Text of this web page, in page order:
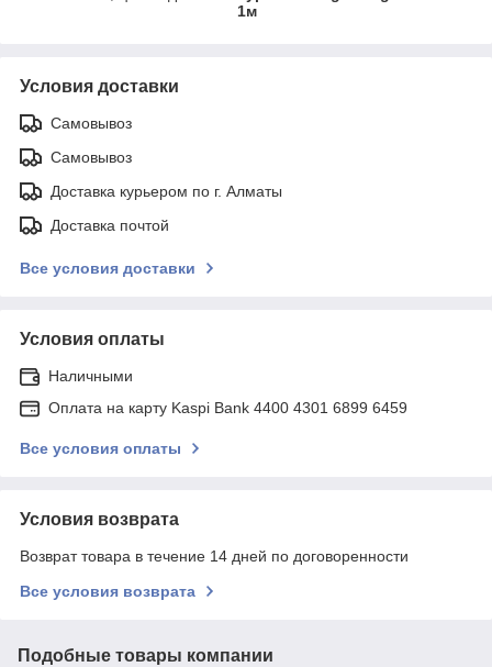
1м
Условия доставки
Самовывоз
Самовывоз
Доставка курьером по г. Алматы
Доставка почтой
Все условия доставки
Условия оплаты
Наличными
Оплата на карту Kaspi Bank 4400 4301 6899 6459
Все условия оплаты
Условия возврата
Возврат товара в течение 14 дней по договоренности
Все условия возврата
Подобные товары компании